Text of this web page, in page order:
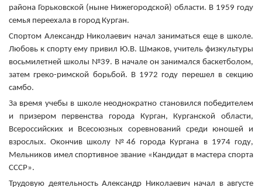
района Горьковской (ныне Нижегородской) области. В 1959 году
семья переехала в город Курган.
Спортом Александр Николаевич начал заниматься еще в школе.
Любовь к спорту ему привил Ю.В. Шмаков, учитель физкультуры
восьмилетней школы №39. В начале он занимался баскетболом,
затем греко-римской борьбой. В 1972 году перешел в секцию
самбо.
За время учебы в школе неоднократно становился победителем
и призером первенства города Курган, Курганской области,
Всероссийских и Всесоюзных соревнований среди юношей и
взрослых. Окончив школу №46 города Кургана в 1974 году,
Мельников имел спортивное звание «Кандидат в мастера спорта
СССР».
Трудовую деятельность Александр Николаевич начал в августе